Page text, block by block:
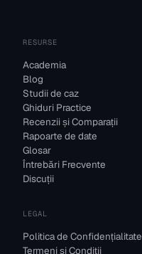
RESURSE
Academia
Blog
Studii de caz
Ghiduri Practice
Recenzii și Comparații
Rapoarte de date
Glosar
Întrebări Frecvente
Discuții
LEGAL
Politica de Confidențialitate
Termeni și Condiții